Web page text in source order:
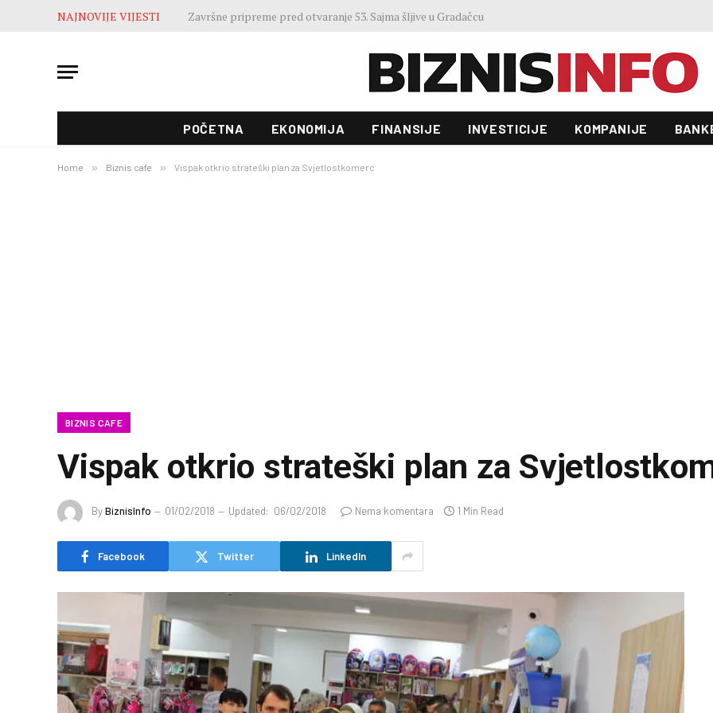
NAJNOVIJE VIJESTI Završne pripreme pred otvaranje 53. Sajma šljive u Gradačcu
POČETNA EKONOMIJA FINANSIJE INVESTICIJE KOMPANIJE
Home » Biznis cafe » Vispak otkrio strateški plan za Svjetlostkomerc
BIZNIS CAFE
Vispak otkrio strateški plan za
ByBiznisInfo 01/02/2018 Updated: 06/02/2018 Nema komentara 1 Min Read
Facebook Twitter LinkedIn